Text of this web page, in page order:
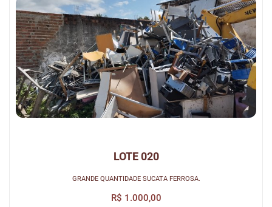
LOTE 020
GRANDE QUANTIDADE SUCATA FERROSA.
R$ 1.000,00